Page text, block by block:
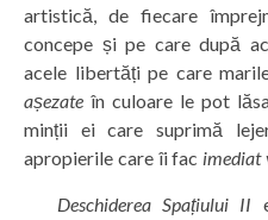
artistică, de fiecare
concepe și pe care după
acele libertăți pe care
așezate în culoare le pot
minții ei care suprimă
apropierile care îi fac imediat
Deschiderea Spațiului II